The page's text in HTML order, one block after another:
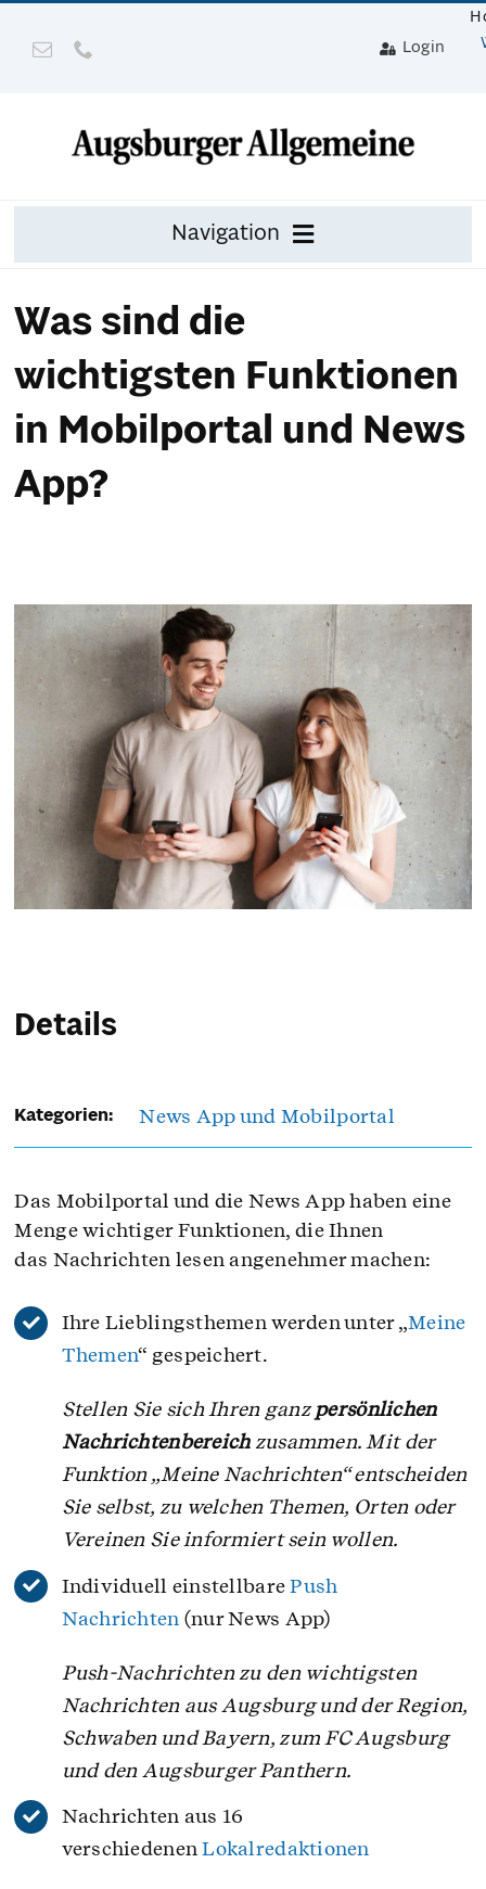
Inhalt
Login
Navigation
Mit Gerät
Mein Konto
Suche
Was sind die
wichtigsten Funktionen
in Mobilportal und News
App?
Das Mobilportal und die News App haben eine
Menge wichtiger Funktionen, die Ihnen
das Nachrichten lesen angenehmer machen:
Ihre Lieblingsthemen werden unter „Meine
Themen“ gespeichert.
Stellen Sie sich Ihren ganzpersönlichen
Nachrichtenbereichzusammen. Mit der
Funktion „Meine Nachrichten“ entscheiden
Sie selbst, zu welchen Themen, Orten oder
Vereinen Sie informiert sein wollen.
Individuell einstellbarePush
Nachrichten (nur News App)
Push-Nachrichten zu den wichtigsten
Nachrichten aus Augsburg und der Region,
Schwaben und Bayern, zum FC Augsburg
und den Augsburger Panthern.
Nachrichten aus 16
verschiedenenLokalredaktionen
Details
Kategorien: News App und Mobilportal